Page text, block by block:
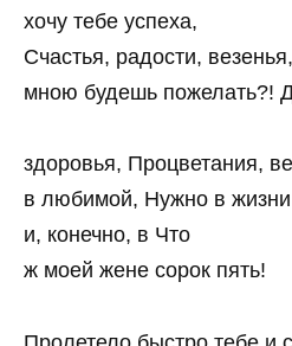
хочу тебе успеха,
Счастья, радости,
мною будешь пожелать?!
здоровья, Процветания,
в любимой, Нужно в жизни
и, конечно, в Что
ж моей жене сорок пять!